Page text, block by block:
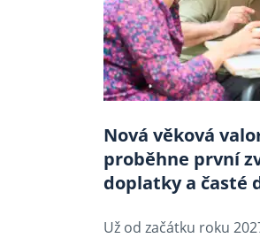
Nová věková
proběhne první
doplatky a časté
Už od začátku roku